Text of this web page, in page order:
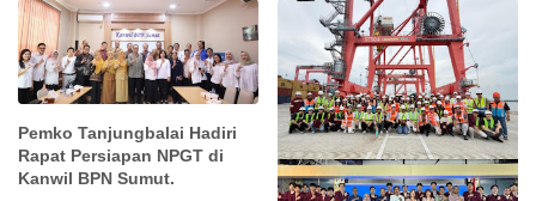
Pemko Tanjungbalai Hadiri
Rapat Persiapan NPGT di
Kanwil BPN Sumut.